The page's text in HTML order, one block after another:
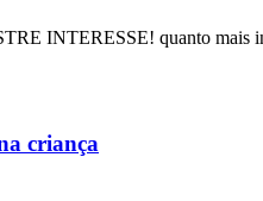
INTERESSE! quanto mais
criança